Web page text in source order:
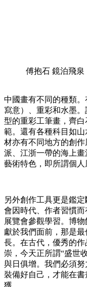
傅抱石 鏡泊飛泉
中國畫有不同的種類
寫意）、重彩和水墨
型的重彩工筆畫，齊
範。還有各種科目如
材亦有不同地方的創
派、江浙一帶的海上
藝術特色，即所謂個人
另外創作工具更是鑑
會因時代、作者習慣而
展覽會參觀學習。博
獻於我們面前，那是
長。在古代，優秀的
崇，今天正所謂“盛世
與日俱增。我們必須努
裝備好自己，才能在
獲。